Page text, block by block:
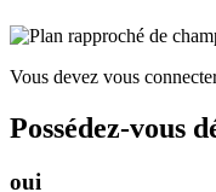
Vous devez vous
Possédez-vous
oui